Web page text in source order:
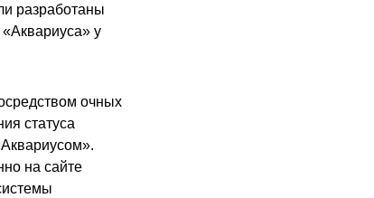
разработаны
у
очных
статуса
на сайте